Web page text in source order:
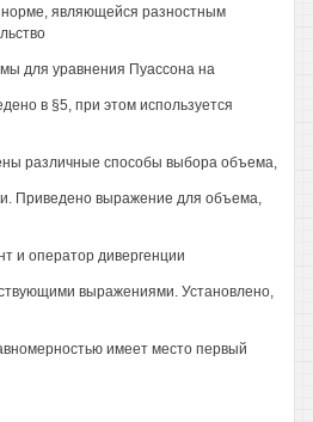
норме, являющейся разностным
для уравнения Пуассона на
в §5, при этом используется
различные способы выбора объема,
Приведено выражение для объема,
и оператор дивергенции
выражениями. Установлено,
имеет место первый